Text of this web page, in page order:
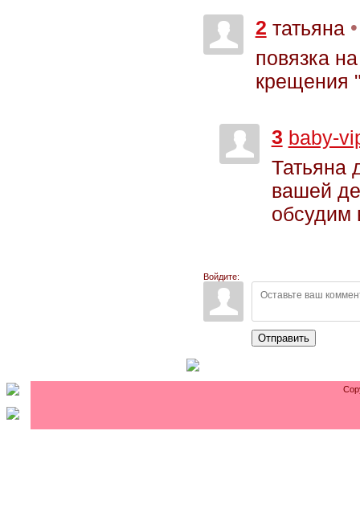
2 татьяна
повязка
крещения
3 baby-
Татьяна
вашей
обсудим
Войдите:
Отправить